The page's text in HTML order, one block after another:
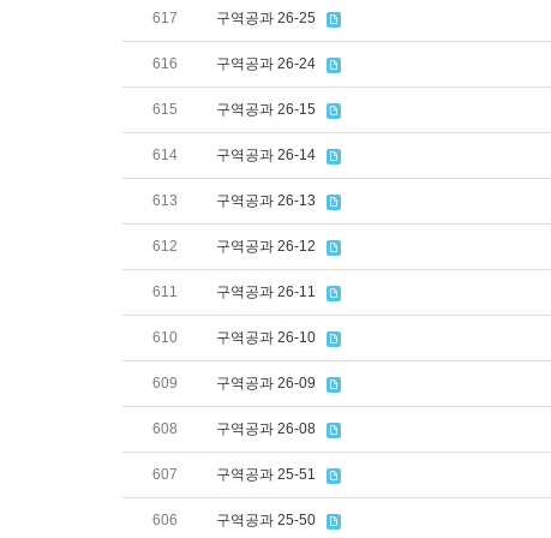
617 구역공과 26-25
616 구역공과 26-24
615 구역공과 26-15
614 구역공과 26-14
613 구역공과 26-13
612 구역공과 26-12
611 구역공과 26-11
610 구역공과 26-10
609 구역공과 26-09
608 구역공과 26-08
607 구역공과 25-51
606 구역공과 25-50